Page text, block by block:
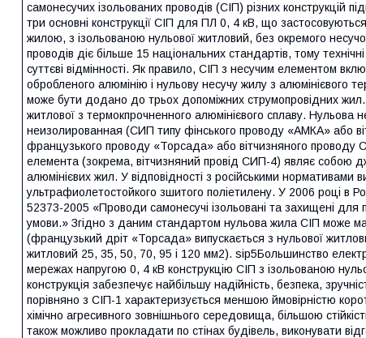
самонесучих ізольованих проводів (СІП) різних конструкцій
три основні конструкції СІП для ПЛ 0, 4 кВ, що
жилою, з ізольованою нульової житловий, без окремого
проводів діє більше 15 національних стандартів, тому
суттєві відмінності. Як правило, СІП з несучим елементом
обробленого алюмінію і нульову несучу жилу з алюмінієвого
може бути додано до трьох допоміжних струмопровідних
житлової з термокпрочненного алюмінієвого сплаву. Нульова
неизолированная (СИП типу фінського проводу «АМКА» або
французького проводу «Торсада» або вітчизняного проводу
елемента (зокрема, вітчизняний провід СИП-4) являє собою
алюмінієвих жил. У відповідності з російськими нормативами
ультрафиолетостойкого зшитого поліетилену. У 2006 році в
52373-2005 «Проводи самонесучі ізольовані та захищені для
умови.» Згідно з даним стандартом нульова жила СІП може
(французький дріт «Торсада» випускається з нульової
житловий 25, 35, 50, 70, 95 і 120 мм2). ѕір5Большинство
мережах напругою 0, 4 кВ конструкцію СІП з ізольованою
конструкція забезпечує найбільшу надійність, безпека,
порівняно з СІП-1 характеризується меншою ймовірністю
хімічно агресивного зовнішнього середовища, більшою
також можливо прокладати по стінах будівель, виконувати